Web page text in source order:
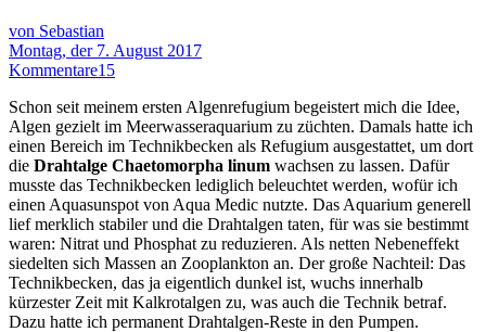
von Sebastian
Montag, der 7. August 2017
Kommentare15
Schon seit meinem ersten Algenrefugium begeistert mich die Idee,
Algen gezielt im Meerwasseraquarium zu züchten. Damals hatte ich
einen Bereich im Technikbecken als Refugium ausgestattet, um dort
die Drahtalge Chaetomorpha linum wachsen zu lassen. Dafür
musste das Technikbecken lediglich beleuchtet werden, wofür ich
einen Aquasunspot von Aqua Medic nutzte. Das Aquarium generell
lief merklich stabiler und die Drahtalgen taten, für was sie bestimmt
waren: Nitrat und Phosphat zu reduzieren. Als netten Nebeneffekt
siedelten sich Massen an Zooplankton an. Der große Nachteil: Das
Technikbecken, das ja eigentlich dunkel ist, wuchs innerhalb
kürzester Zeit mit Kalkrotalgen zu, was auch die Technik betraf.
Dazu hatte ich permanent Drahtalgen-Reste in den Pumpen.